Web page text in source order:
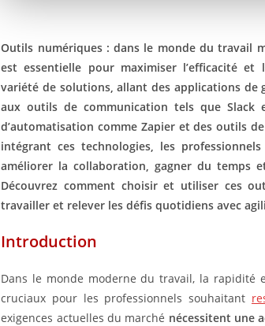
Outils numériques : dans le monde du travail
est essentielle pour maximiser l’efficacité
variété de solutions, allant des applications de
aux outils de communication tels que Slack
d’automatisation comme Zapier et des outils
intégrant ces technologies, les
améliorer la collaboration, gagner du temps
Découvrez comment choisir et utiliser ces
travailler et relever les défis quotidiens avec
Introduction
Dans le monde moderne du travail, la rapidité
cruciaux pour les professionnels souhaitant
exigences actuelles du marché nécessitent une